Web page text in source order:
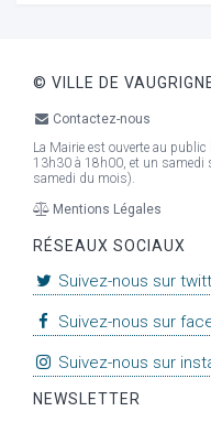
© VILLE DE
Contactez-nous
La Mairie est ouverte au
13h30 à 18h00, et un samedi
samedi du mois).
Mentions Légales
RÉSEAUX SOCIAUX
Suivez-nous sur
Suivez-nous sur
Suivez-nous sur
NEWSLETTER